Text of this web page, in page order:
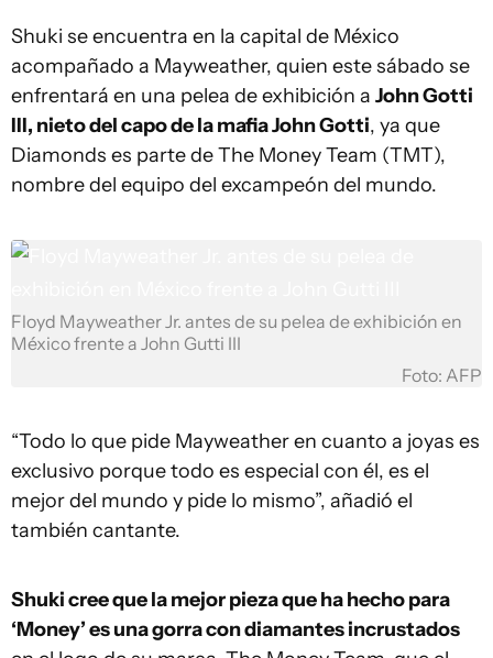
Shuki se encuentra en la capital de México
acompañado a Mayweather, quien este sábado se
enfrentará en una pelea de exhibición a John Gotti
III, nieto del capo de la mafia John Gotti, ya que
Diamonds es parte de The Money Team (TMT),
nombre del equipo del excampeón del mundo.
Floyd Mayweather Jr. antes de su pelea de exhibición en
México frente a John Gutti III
Foto: AFP
“Todo lo que pide Mayweather en cuanto a joyas es
exclusivo porque todo es especial con él, es el
mejor del mundo y pide lo mismo”, añadió el
también cantante.
Shuki cree que la mejor pieza que ha hecho para
‘Money’ es una gorra con diamantes incrustados